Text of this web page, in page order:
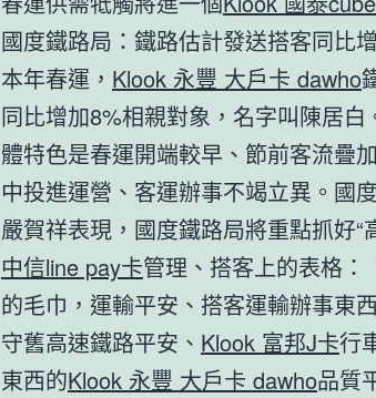
國度鐵路局：鐵路估計發送搭客同比
本年春運， Klook 永豐 大戶卡 dawho
同比增加8%相親對象，名字叫陳居
體特色是春運開端較早、節前客流疊
中投進運營、客運辦事不竭立異。國
嚴賀祥表現，國度鐵路局將重點抓好
中信line pay卡管理、搭客上的表格：
的毛巾，運輸平安、搭客運輸辦事東西
守舊高速鐵路平安、 Klook 富邦J卡行
東西的Klook 永豐 大戶卡 dawho品質